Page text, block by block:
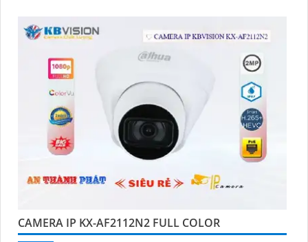
CAMERA IP KX-AF2112N2 FULL COLOR